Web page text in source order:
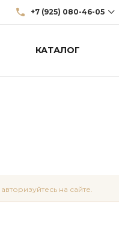
+7 (925) 080-46-05
КАТАЛОГ
на сайте.